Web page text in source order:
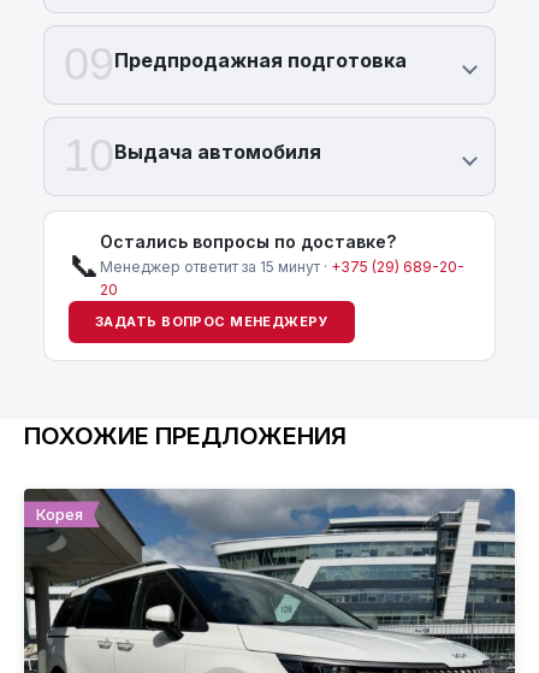
09Предпродажная подготовка
10Выдача автомобиля
📞
Остались вопросы по доставке?
Менеджер ответит за 15 минут · +375 (29) 689-20-
20
ЗАДАТЬ ВОПРОС МЕНЕДЖЕРУ
ПОХОЖИЕ ПРЕДЛОЖЕНИЯ
Корея